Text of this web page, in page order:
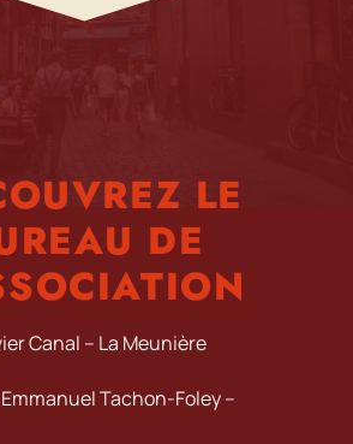
LE
DE
Canal – La Meunière
Emmanuel Tachon-Foley –